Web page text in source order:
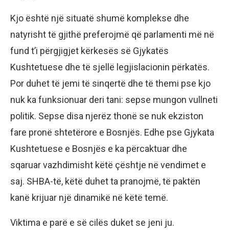
Kjo është një situatë shumë komplekse dhe
natyrisht të gjithë preferojmë që parlamenti më në
fund t’i përgjigjet kërkesës së Gjykatës
Kushtetuese dhe të sjellë legjislacionin përkatës.
Por duhet të jemi të sinqertë dhe të themi pse kjo
nuk ka funksionuar deri tani: sepse mungon vullneti
politik. Sepse disa njerëz thonë se nuk ekziston
fare pronë shtetërore e Bosnjës. Edhe pse Gjykata
Kushtetuese e Bosnjës e ka përcaktuar dhe
sqaruar vazhdimisht këtë çështje në vendimet e
saj. SHBA-të, këtë duhet ta pranojmë, të paktën
kanë krijuar një dinamikë në këtë temë.
Viktima e parë e së cilës duket se jeni ju.